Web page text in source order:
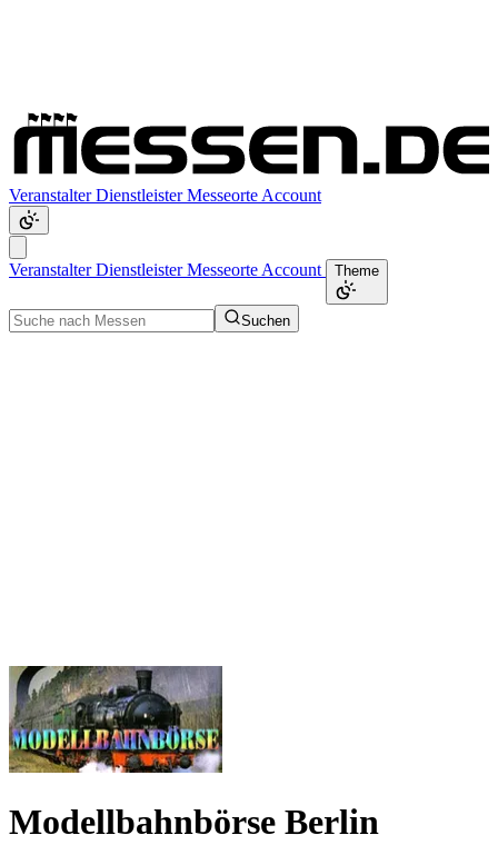
VeranstalterDienstleisterMesseorte Account
VeranstalterDienstleisterMesseorte Account Theme
Suchen
Modellbahnbörse Berlin